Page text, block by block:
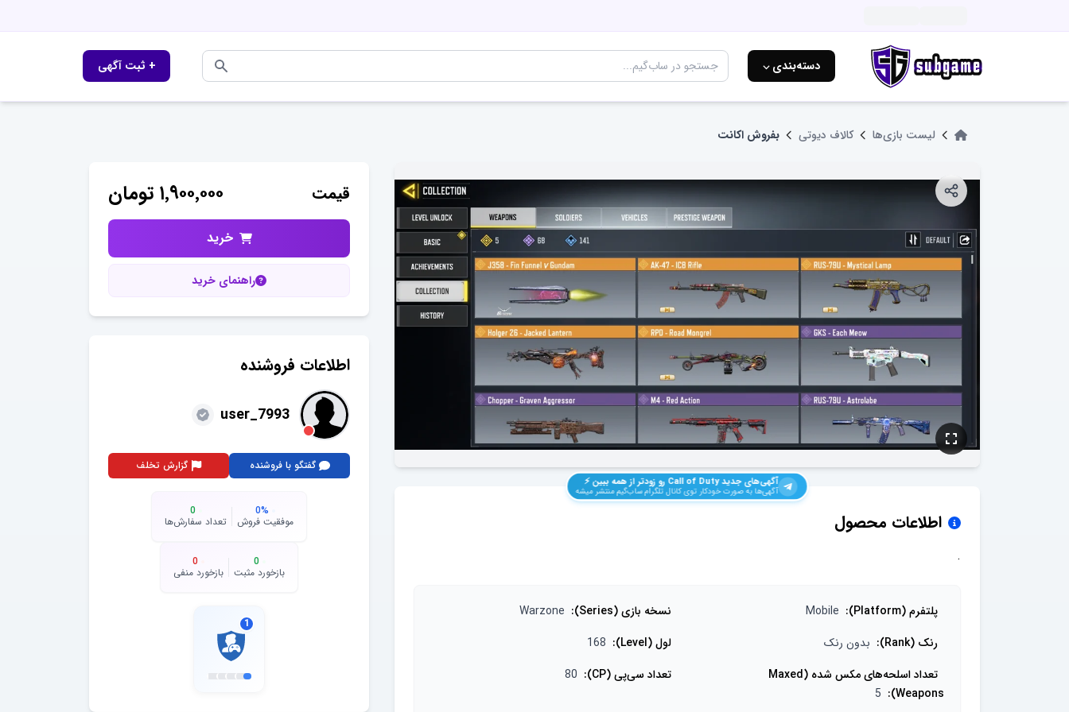
دسته‌بندی ⌵ + ثبت آگهی
لیست بازی‌ها کالاف دیوتی بفروش اکانت
آگهی‌های جدیدCall of Duty رو زودتر از همه ببین ⚡️
آگهی‌ها به صورت خودکار توی کانال تلگرام ساب‌گیم منتشر میشه
اطلاعات محصول
.
پلتفرم (Platform) :
Mobile نسخه بازی (Series) :
Warzone
رنک (Rank)
: بدون رنک لول (Level) :
168
تعداد اسلحه‌های مکس شده (Maxed
Weapons)
:
5
تعداد سی‌پی (CP) :
80
قیمت ۱٬۹۰۰٬۰۰۰ تومان
خرید
راهنمای خرید
اطلاعات فروشنده
user_7993
گفتگو با فروشنده گزارش تخلف
0%
موفقیت فروش
0
تعداد سفارش‌ها
0
بازخورد مثبت
0
بازخورد منفی
1